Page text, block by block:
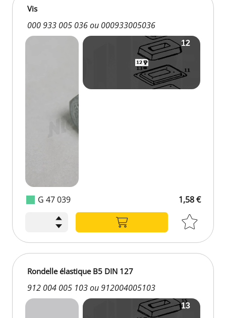
G 47 039
Vis
000 933 005 036 ou 000933005036
1,58 €
Rondelle élastique B5 DIN 127
912 004 005 103 ou 912004005103